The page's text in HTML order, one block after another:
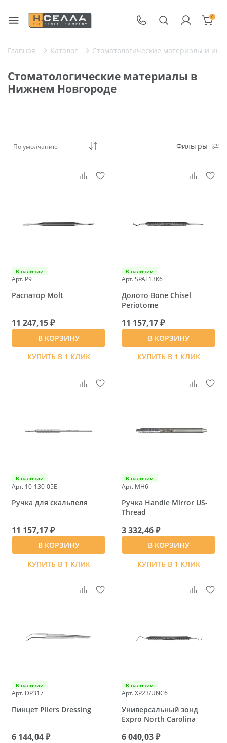
0
Главная Каталог Стоматологические материалы и
Стоматологические материалы в
Нижнем Новгороде
Фильтры
В наличии
Арт. P9
Распатор Molt
11 247,15 ₽
В КОРЗИНУ
КУПИТЬ В 1 КЛИК
В наличии
Арт. SPAL13K6
Долото Bone Chisel
Periotome
11 157,17 ₽
В КОРЗИНУ
КУПИТЬ В 1 КЛИК
В наличии
Арт. 10-130-05E
Ручка для скальпеля
11 157,17 ₽
В КОРЗИНУ
КУПИТЬ В 1 КЛИК
В наличии
Арт. MH6
Ручка Handle Mirror US-
Thread
3 332,46 ₽
В КОРЗИНУ
КУПИТЬ В 1 КЛИК
В наличии
Арт. DP317
Пинцет Pliers Dressing
6 144,04 ₽
В наличии
Арт. XP23/UNC6
Универсальный зонд
Expro North Carolina
6 040,03 ₽